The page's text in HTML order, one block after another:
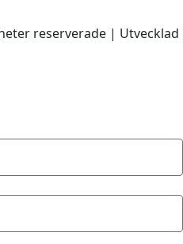
reserverade | Utvecklad